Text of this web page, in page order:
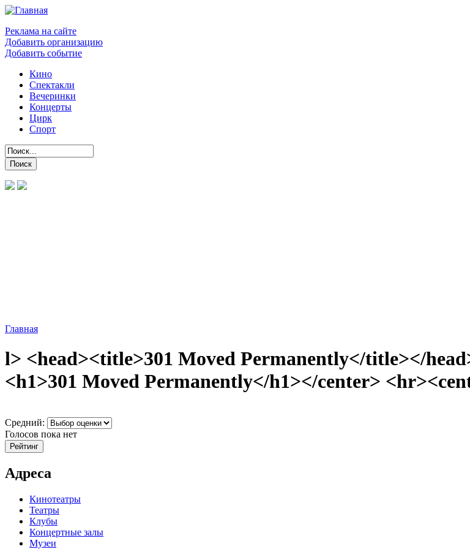
Реклама на сайте
Добавить организацию
Добавить событие
Кино
Спектакли
Вечеринки
Концерты
Цирк
Спорт
Главная
l> <head><title>301 Moved Permanently</title></
<h1>301 Moved Permanently</h1></center>
Средний:
Голосов пока нет
Адреса
Кинотеатры
Театры
Клубы
Концертные залы
Музеи